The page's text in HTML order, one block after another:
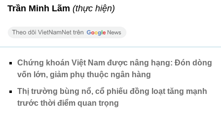
Trần Minh Lãm (thực hiện)
Chứng khoán Việt Nam được nâng hạng: Đón dòng
vốn lớn, giảm phụ thuộc ngân hàng
Thị trường bùng nổ, cổ phiếu đồng loạt tăng mạnh
trước thời điểm quan trọng